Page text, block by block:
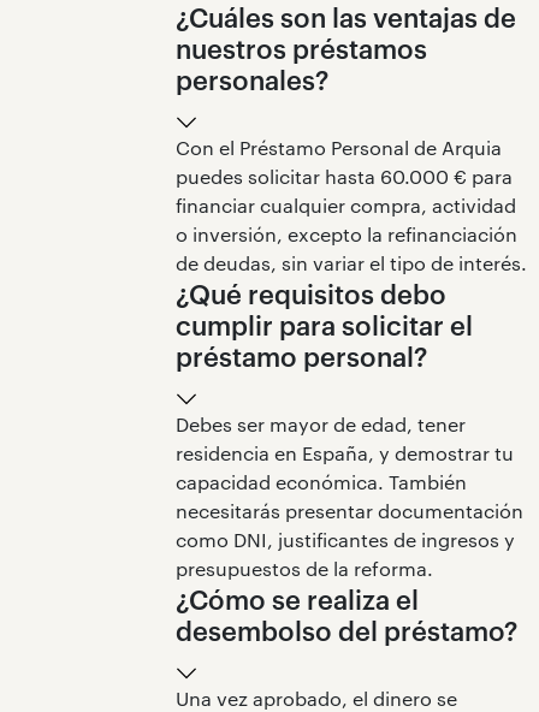
¿Cuáles son las ventajas de
nuestros préstamos
personales?
Con el Préstamo Personal de Arquia
puedes solicitar hasta 60.000 € para
financiar cualquier compra, actividad
o inversión, excepto la refinanciación
de deudas, sin variar el tipo de interés.
¿Qué requisitos debo
cumplir para solicitar el
préstamo personal?
Debes ser mayor de edad, tener
residencia en España, y demostrar tu
capacidad económica. También
necesitarás presentar documentación
como DNI, justificantes de ingresos y
presupuestos de la reforma.
¿Cómo se realiza el
desembolso del préstamo?
Una vez aprobado, el dinero se